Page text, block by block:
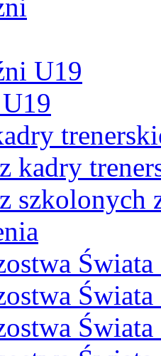
U19
kadry
szkolonych